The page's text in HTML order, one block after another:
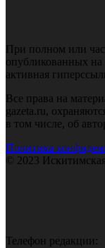
При полном или
опубликованных на
активная
Все права на
gazeta.ru,
в том числе, об
Политика
© 2023 Искитимская
Телефон редакции: